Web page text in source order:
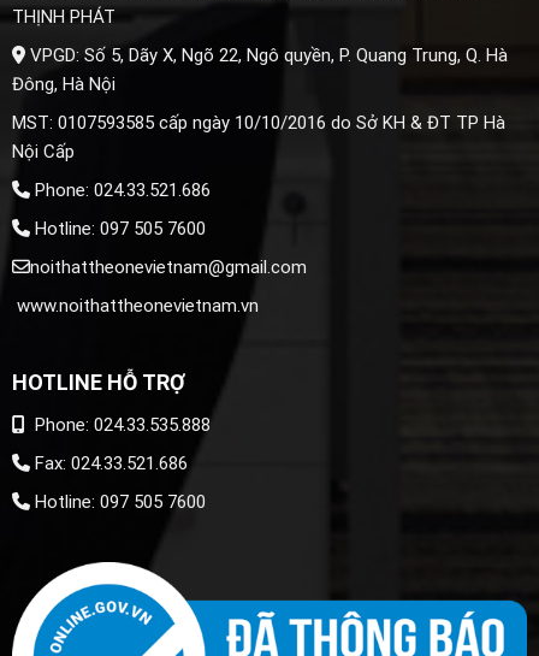
THỊNH PHÁT
VPGD: Số 5, Dãy X, Ngõ 22, Ngô quyền, P. Quang Trung, Q. Hà
Đông, Hà Nội
MST: 0107593585 cấp ngày 10/10/2016 do Sở KH & ĐT TP Hà
Nội Cấp
Phone: 024.33.521.686
Hotline: 097 505 7600
noithattheonevietnam@gmail.com
www.noithattheonevietnam.vn
HOTLINE HỖ TRỢ
Phone: 024.33.535.888
Fax: 024.33.521.686
Hotline: 097 505 7600